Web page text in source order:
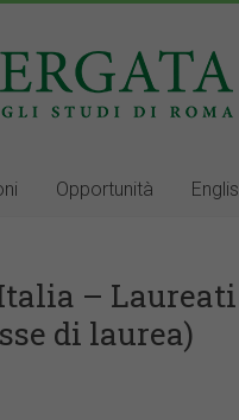
Opportunità
–
di laurea)